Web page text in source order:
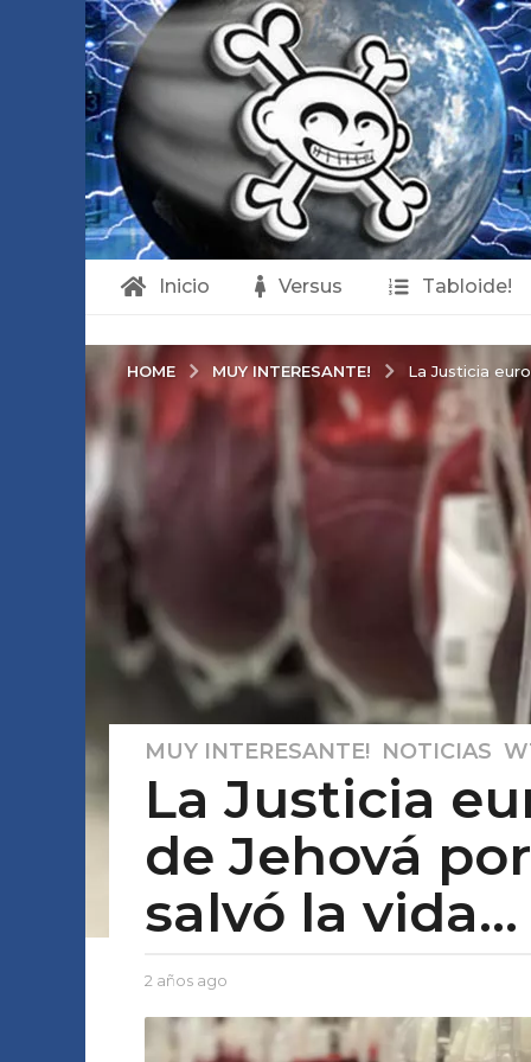
Inicio Versus Tabloide!
HOME MUY INTERESANTE! La Justicia
2
a
ñ
s
g
2
MUY INTERESANTE! ,NOTICIAS ,
La Justicia
de Jehová
salvó la vida...
b
E
2 años ago
ñ
o